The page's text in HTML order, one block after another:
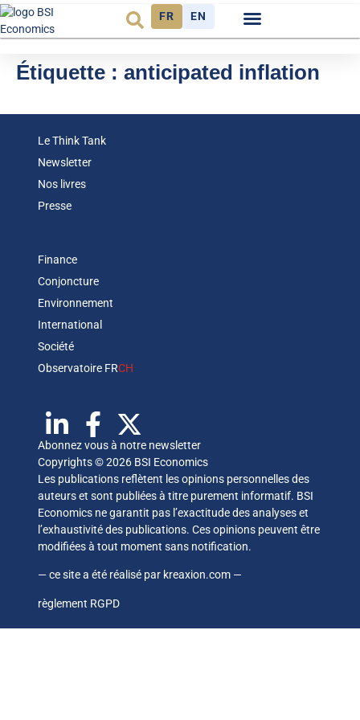
FR EN
Étiquette : anticipated inflation
Le Think Tank
Newsletter
Nos livres
Presse
Finance
Conjoncture
Environnement
International
Société
Observatoire FRCH
Abonnez vous à notre newsletter
Copyrights © 2026 BSI Economics
Les publications reflètent les opinions personnelles des
auteurs et sont publiées à titre purement informatif. BSI
Economics ne garantit pas l’exactitude des analyses et
l’exhaustivité des publications. Ces opinions peuvent être
modifiées à tout moment sans notification.
— ce site a été réalisé par kreaxion.com —
règlement RGPD